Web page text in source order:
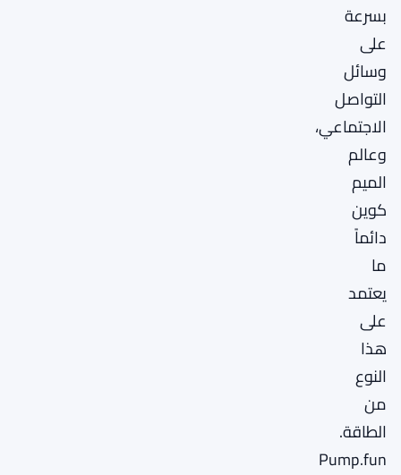
بسرعة
على
وسائل
التواصل
الاجتماعي،
وعالم
الميم
كوين
دائماً
ما
يعتمد
على
هذا
النوع
من
الطاقة.
Pump.fun